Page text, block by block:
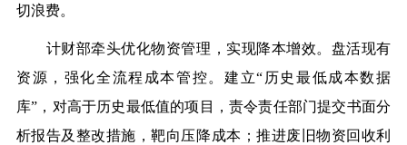
切浪费。
计财部牵头优化物资管理，实现降本增效。 盘活现有
资源，强化全流程成本管控。建立“历史最低成本数据
库”，对高于历史最低值的项目，责令责任部门提交书面分
析报告及整改措施，靶向压降成本；推进废旧物资回收利